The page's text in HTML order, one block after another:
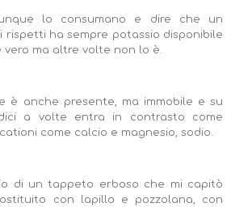
lo consumano e dire che un
ha sempre potassio disponibile
ma altre volte non lo è.
è anche presente, ma immobile e su
a volte entra in contrasto come
come calcio e magnesio, sodio.
di un tappeto erboso che mi capitò
con lapillo e pozzolana, con